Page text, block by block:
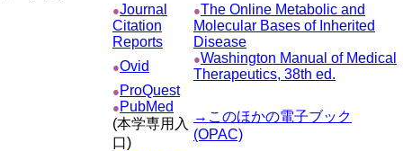
●Journal
Citation
Reports
●The Online Metabolic and
Molecular Bases of Inherited
Disease
●Ovid ●Washington Manual of Medical
Therapeutics, 38th ed.
● ProQuest
● PubMed
(本学専用入
口)
→このほかの電子ブック
(OPAC)